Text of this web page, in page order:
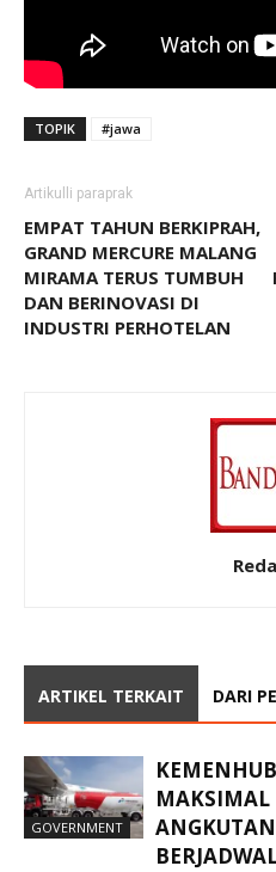
TOPIK #jawa
Artikulli paraprak
EMPAT TAHUN BERKIPRAH,
GRAND MERCURE MALANG
MIRAMA TERUS TUMBUH
DAN BERINOVASI DI
INDUSTRI PERHOTELAN
ARTIKEL TERKAIT DARI
GOVERNMENT
MAKSIMAL